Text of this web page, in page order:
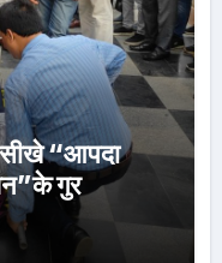
सीखे “आपदा
गुर